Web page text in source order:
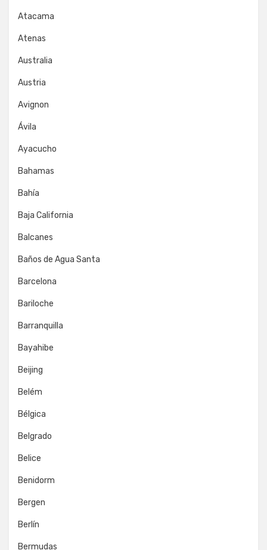
Atacama
Atenas
Australia
Austria
Avignon
Ávila
Ayacucho
Bahamas
Bahía
Baja California
Balcanes
Baños de Agua Santa
Barcelona
Bariloche
Barranquilla
Bayahibe
Beijing
Belém
Bélgica
Belgrado
Belice
Benidorm
Bergen
Berlín
Bermudas